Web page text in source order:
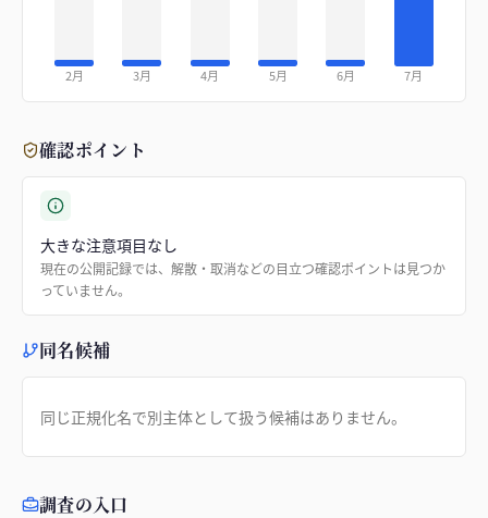
2月 3月 4月 5月 6月 7月
確認ポイント
大きな注意項目なし
現在の公開記録では、解散・取消などの目立つ確認ポイントは見つか
っていません。
同名候補
同じ正規化名で別主体として扱う候補はありません。
調査の入口